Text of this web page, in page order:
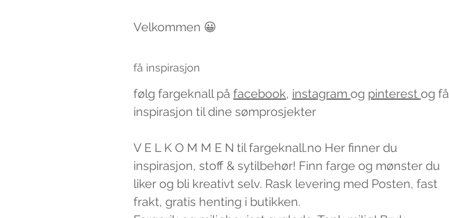
Velkommen 😀
få inspirasjon
følg fargeknall på facebook, instagram og pinterest og få
inspirasjon til dine sømprosjekter
V E L K O M M E N til fargeknall.no Her finner du
inspirasjon, stoff & sytilbehør! Finn farge og mønster du
liker og bli kreativt selv. Rask levering med Posten, fast
frakt, gratis henting i butikken.